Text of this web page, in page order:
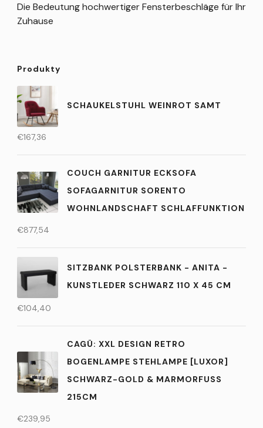
Die Bedeutung hochwertiger Fensterbeschläge für Ihr
Zuhause
Produkty
SCHAUKELSTUHL WEINROT SAMT
€167,36
COUCH GARNITUR ECKSOFA
SOFAGARNITUR SORENTO
WOHNLANDSCHAFT SCHLAFFUNKTION
€877,54
SITZBANK POLSTERBANK - ANITA -
KUNSTLEDER SCHWARZ 110 X 45 CM
€104,40
CAGÜ: XXL DESIGN RETRO
BOGENLAMPE STEHLAMPE [LUXOR]
SCHWARZ-GOLD & MARMORFUSS
215CM
€239,95